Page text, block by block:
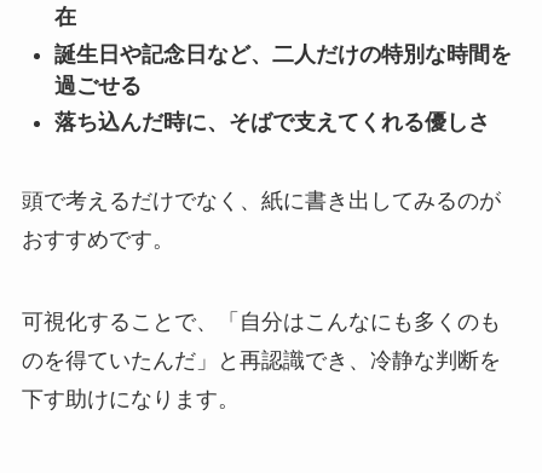
在
誕生日や記念日など、二人だけの特別な時間を
過ごせる
落ち込んだ時に、そばで支えてくれる優しさ
頭で考えるだけでなく、紙に書き出してみるのが
おすすめです。
可視化することで、「自分はこんなにも多くのも
のを得ていたんだ」と再認識でき、冷静な判断を
下す助けになります。